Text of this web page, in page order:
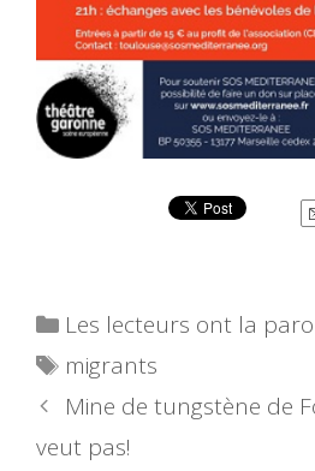
Catégories
Les lecteurs ont la
Étiquettes
migrants
Mine de tungstène de
veut pas!